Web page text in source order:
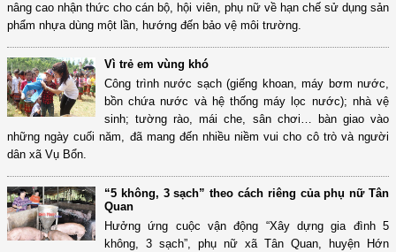
nâng cao nhận thức cho cán bộ, hội viên, phụ nữ về hạn chế sử dụng sản
phẩm nhựa dùng một lần, hướng đến bảo vệ môi trường.
Vì trẻ em vùng khó
Công trình nước sạch (giếng khoan, máy bơm nước,
bồn chứa nước và hệ thống máy lọc nước); nhà vệ
sinh; tường rào, mái che, sân chơi… bàn giao vào
những ngày cuối năm, đã mang đến nhiều niềm vui cho cô trò và người
dân xã Vụ Bổn.
“5 không, 3 sạch” theo cách riêng của phụ nữ Tân
Quan
Hưởng ứng cuộc vận động “Xây dựng gia đình 5
không, 3 sạch”, phụ nữ xã Tân Quan, huyện Hớn